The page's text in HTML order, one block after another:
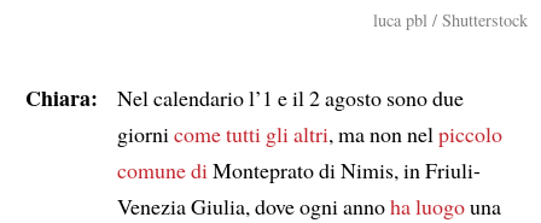
luca pbl / Shutterstock
Chiara:
Nel calendario l’1 e il 2 agosto sono due
giorni come tutti gli altri, ma non nel piccolo
comune di Monteprato di Nimis, in Friuli-
Venezia Giulia, dove ogni annoha luogouna